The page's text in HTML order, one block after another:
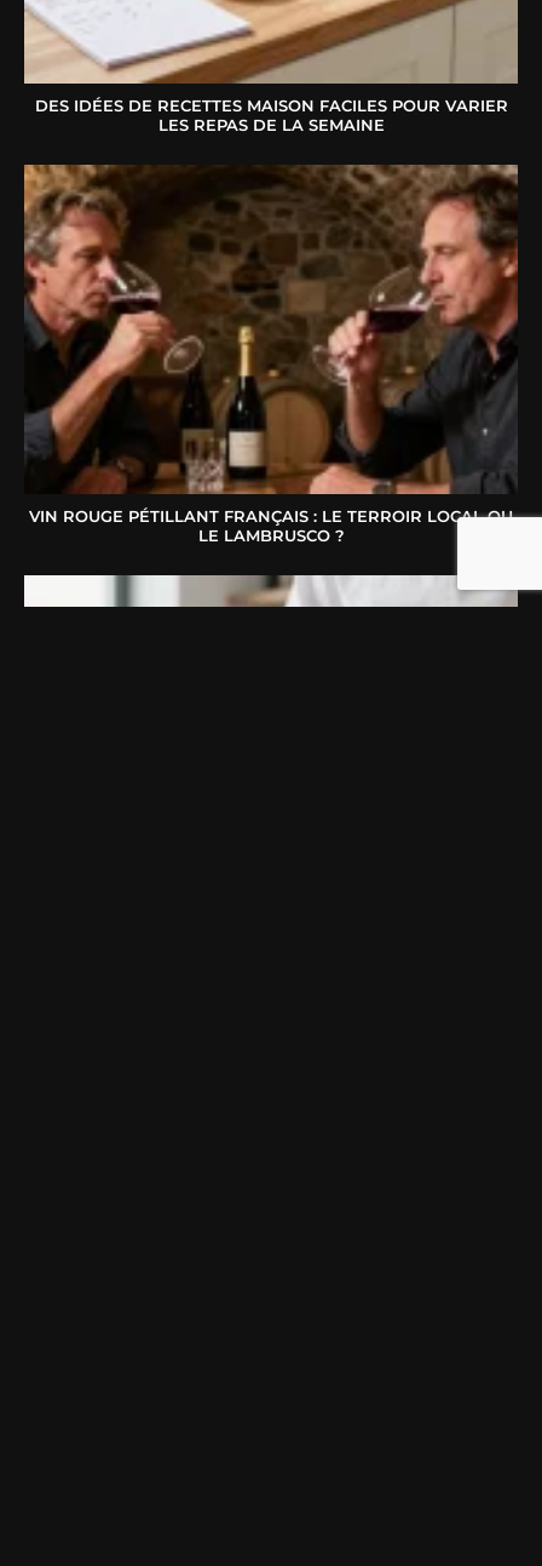
DES IDÉES DE RECETTES MAISON FACILES POUR VARIER
LES REPAS DE LA SEMAINE
VIN ROUGE PÉTILLANT FRANÇAIS : LE TERROIR LOCAL OU
LE LAMBRUSCO ?